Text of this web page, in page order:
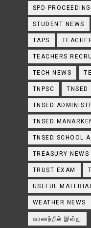
SPD
STUDENT NEWS
TAPS
TEACHERS
TECH NEWS
TNPSC TNSED
TNSED
TNSED
TNSED SCHOOL
TREASURY NEWS
TRUST EXAM
USEFUL
WEATHER NEWS
வரலாற்றில் இன்று